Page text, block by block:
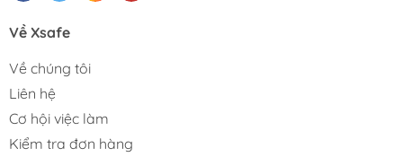
Về Xsafe
Về chúng tôi
Liên hệ
Cơ hội việc làm
Kiểm tra đơn hàng